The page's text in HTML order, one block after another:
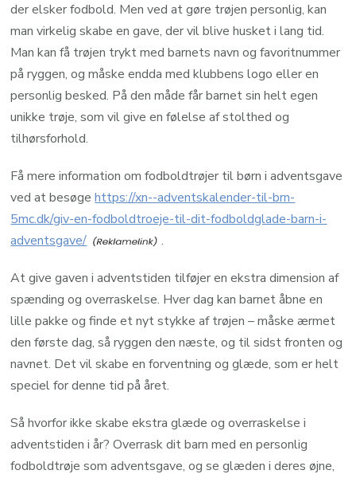
der elsker fodbold. Men ved at gøre trøjen personlig, kan
man virkelig skabe en gave, der vil blive husket i lang tid.
Man kan få trøjen trykt med barnets navn og favoritnummer
på ryggen, og måske endda med klubbens logo eller en
personlig besked. På den måde får barnet sin helt egen
unikke trøje, som vil give en følelse af stolthed og
tilhørsforhold.
Få mere information om fodboldtrøjer til børn i adventsgave
ved at besøgehttps://xn--adventskalender-til-brn-
5mc.dk/giv-en-fodboldtroeje-til-dit-fodboldglade-barn-i-
adventsgave/
.
At give gaven i adventstiden tilføjer en ekstra dimension af
spænding og overraskelse. Hver dag kan barnet åbne en
lille pakke og finde et nyt stykke af trøjen – måske ærmet
den første dag, så ryggen den næste, og til sidst fronten og
navnet. Det vil skabe en forventning og glæde, som er helt
speciel for denne tid på året.
Så hvorfor ikke skabe ekstra glæde og overraskelse i
adventstiden i år? Overrask dit barn med en personlig
fodboldtrøje som adventsgave, og se glæden i deres øjne,